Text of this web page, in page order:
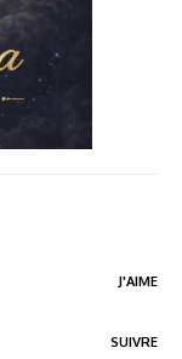
J'AIME
SUIVRE